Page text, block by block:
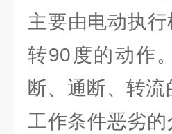
主要由电动执
转90度的动作
断、通断、转
工作条件恶劣